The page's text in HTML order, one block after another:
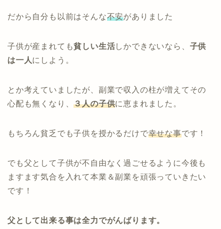
だから自分も以前はそんな不安がありました
子供が産まれても貧しい生活しかできないなら、 子供
は一人にしよう。
とか考えていましたが、副業で収入の柱が増えてその
心配も無くなり、３人の子供に恵まれました。
もちろん貧乏でも子供を授かるだけで幸せな事です！
でも父として子供が不自由なく過ごせるように今後も
ますます気合を入れて本業＆副業を頑張っていきたい
です！
父として出来る事は全力でがんばります。